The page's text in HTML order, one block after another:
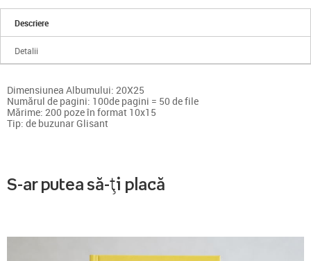
Descriere
Detalii
Dimensiunea Albumului: 20X25
Numărul de pagini: 100de pagini = 50 de file
Mărime: 200 poze în format 10x15
Tip: de buzunar Glisant
S-ar putea să-ți placă